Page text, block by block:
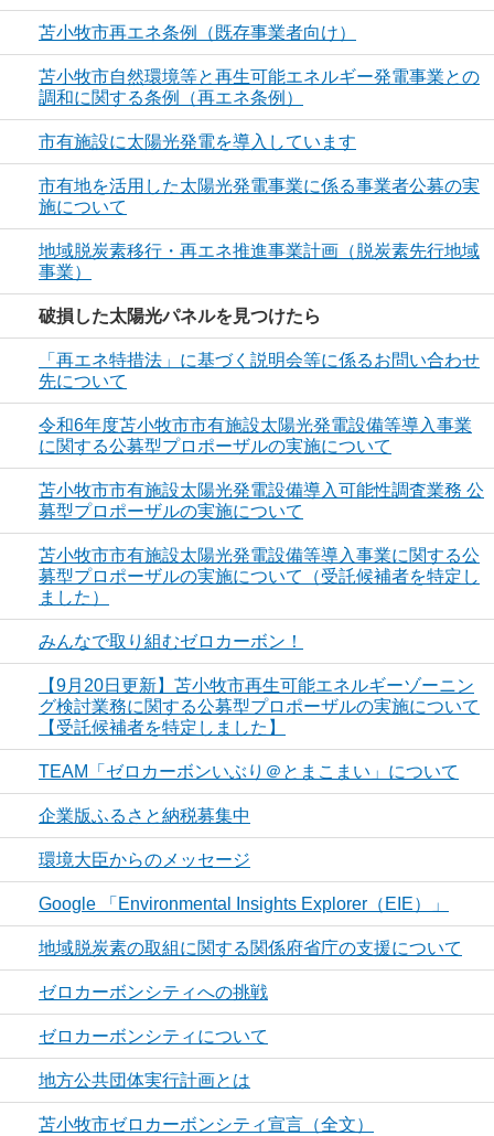
苫小牧市再エネ条例（既存事業者向け）
苫小牧市自然環境等と再生可能エネルギー発電事業との
調和に関する条例（再エネ条例）
市有施設に太陽光発電を導入しています
市有地を活用した太陽光発電事業に係る事業者公募の実
施について
地域脱炭素移行・再エネ推進事業計画（脱炭素先行地域
事業）
破損した太陽光パネルを見つけたら
「再エネ特措法」に基づく説明会等に係るお問い合わせ
先について
令和6年度苫小牧市市有施設太陽光発電設備等導入事業
に関する公募型プロポーザルの実施について
苫小牧市市有施設太陽光発電設備導入可能性調査業務 公
募型プロポーザルの実施について
苫小牧市市有施設太陽光発電設備等導入事業に関する公
募型プロポーザルの実施について（受託候補者を特定し
ました）
みんなで取り組むゼロカーボン！
【9月20日更新】苫小牧市再生可能エネルギーゾーニン
グ検討業務に関する公募型プロポーザルの実施について
【受託候補者を特定しました】
TEAM「ゼロカーボンいぶり＠とまこまい」について
企業版ふるさと納税募集中
環境大臣からのメッセージ
Google 「Environmental Insights Explorer（EIE）」
地域脱炭素の取組に関する関係府省庁の支援について
ゼロカーボンシティへの挑戦
ゼロカーボンシティについて
地方公共団体実行計画とは
苫小牧市ゼロカーボンシティ宣言（全文）